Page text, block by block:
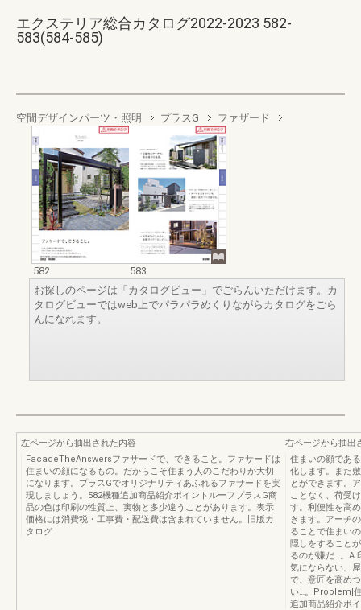
エクステリア総合カタログ2022-2023 582-
583(584-585)
空間デザインパーツ・照明 プラスG ファザード
582
583
お探しのページは「カタログビュー」でごらんいただけます。カ
タログビューではweb上でパラパラめくりながらカタログをごら
んになれます。
左ページから抽出された内容
FacadeTheAnswersファサードで、できること。ファサードは
住まいの顔になるもの。だからこそ住まう人のこだわりが大切
になります。プラスGでオリジナリティあふれるファサードを実
現しましょう。582機種追加商品紹介ポイントルーフプラスG商
品の色は印刷の性質上、実物と多少違うことがあります。表示
価格には消費税・工事費・配送費は含まれていません。旧版カ
タログ
右ページから抽出
住まいの顔であ
化します。また
とができます。
ことなく、荷受
す。利便性を高
きます。アーチ
ることで住まい
隠しをすること
るのが嫌だ…。A.
気にならない、
で、意匠を高め
い…。Problem|
追加商品紹介ポ